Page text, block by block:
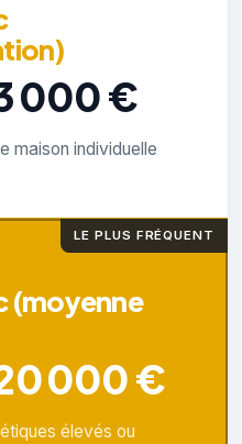
000 €
maison individuelle
LE PLUS FRÉQUENT
(moyenne
000 €
élevés ou